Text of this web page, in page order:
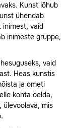
Kunst lõhub
ühendab
inimest, vaid
inimeste gruppe,
vaid
Heas kunstis
ja ometi
kohta öelda,
ülevoolava, mis